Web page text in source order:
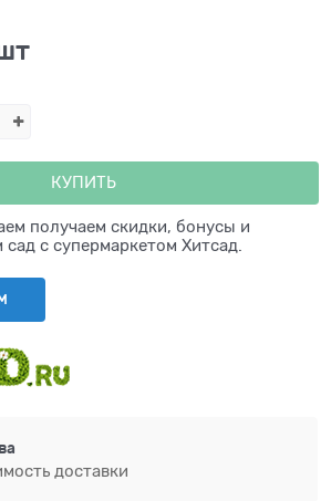
КУПИТЬ
получаем скидки, бонусы и
с супермаркетом Хитсад.
доставки